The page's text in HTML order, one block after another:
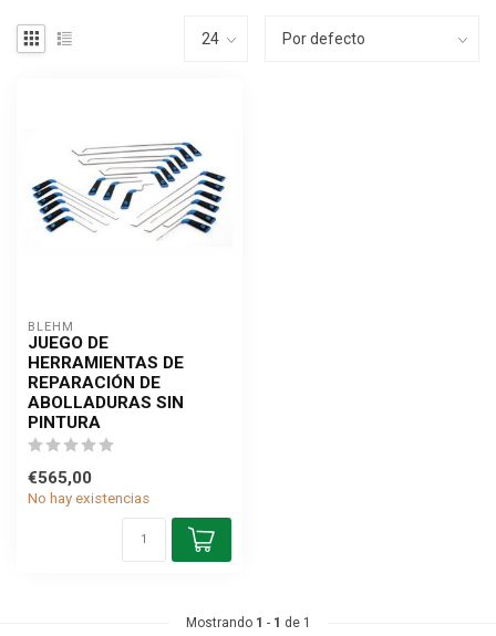
BLEHM
JUEGO DE
HERRAMIENTAS DE
REPARACIÓN DE
ABOLLADURAS SIN
PINTURA
€565,00
No hay existencias
Mostrando 1 - 1 de 1